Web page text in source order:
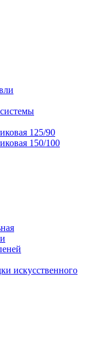
125/90
150/100
искусственного